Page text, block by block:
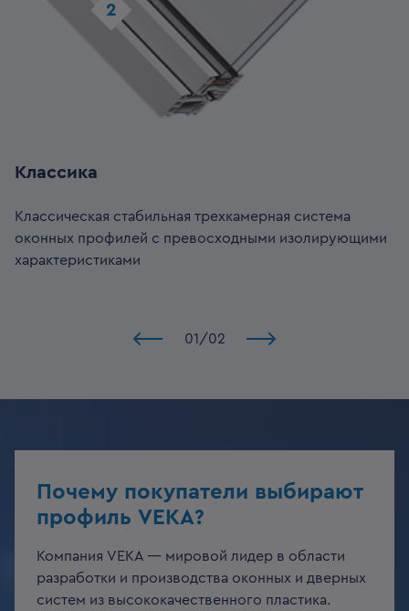
2
Классика
Классическая стабильная трехкамерная система
оконных профилей с превосходными изолирующими
характеристиками
01 /02
Почему покупатели выбирают
профиль VEKA?
Компания VEKA — мировой лидер в области
разработки и производства оконных и дверных
систем из высококачественного пластика.